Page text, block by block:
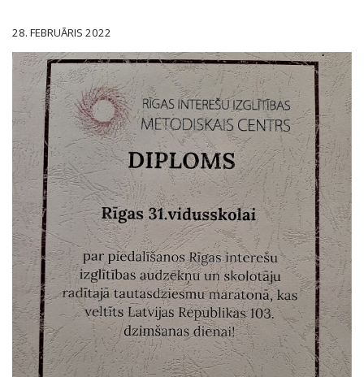
28. FEBRUĀRIS 2022